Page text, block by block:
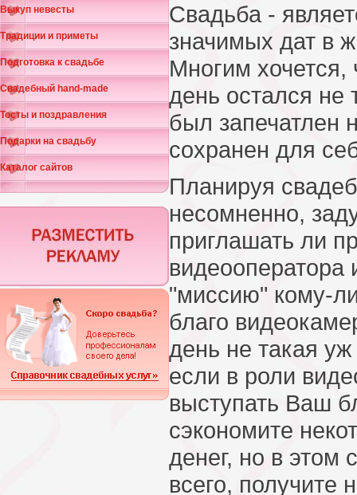
Выкуп невесты
Традиции и приметы
Подготовка к свадьбе
Свадебный hand-made
Тосты и поздравления
Подарки на свадьбу
Каталог сайтов
Свадьба -
значимых дат в
Многим
день остался не
был запечатлен
сохранен для
Планируя
несомненно,
приглашать ли
видеооператора
"миссию" кому-
благо
день не такая
если в роли
выступать Ваш
сэкономите
денег, но в этом
всего, получите